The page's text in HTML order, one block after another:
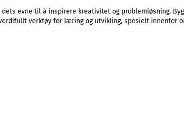
dets evne til å inspirere kreativitet og problemløsning.
verktøy for læring og utvikling, spesielt innenfor